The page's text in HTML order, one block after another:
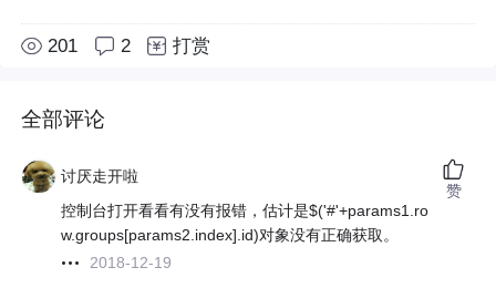
201 2 打赏
全部评论
讨厌走开啦
控制台打开看看有没有报错，估计是$('#'+params1.ro
w.groups[params2.index].id)对象没有正确获取。
2018-12-19
赞